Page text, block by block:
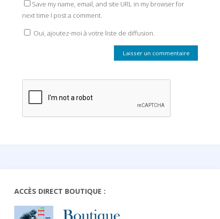
Save my name, email, and site URL in my browser for
next time I post a comment.
Oui, ajoutez-moi à votre liste de diffusion.
ACCÈS DIRECT BOUTIQUE :